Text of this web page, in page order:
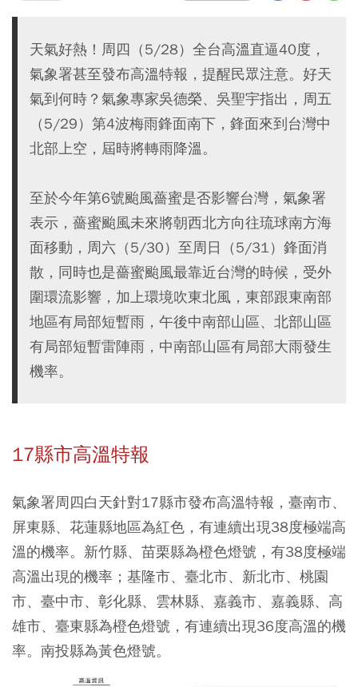
天氣好熱！周四（5/28）全台高溫直逼40度，
氣象署甚至發布高溫特報，提醒民眾注意。好天
氣到何時？氣象專家吳德榮、吳聖宇指出，周五
（5/29）第4波梅雨鋒面南下，鋒面來到台灣中
北部上空，屆時將轉雨降溫。
至於今年第6號颱風薔蜜是否影響台灣，氣象署
表示，薔蜜颱風未來將朝西北方向往琉球南方海
面移動，周六（5/30）至周日（5/31）鋒面消
散，同時也是薔蜜颱風最靠近台灣的時候，受外
圍環流影響，加上環境吹東北風，東部跟東南部
地區有局部短暫雨，午後中南部山區、北部山區
有局部短暫雷陣雨，中南部山區有局部大雨發生
機率。
17縣市高溫特報
氣象署周四白天針對17縣市發布高溫特報，臺南市、
屏東縣、花蓮縣地區為紅色，有連續出現38度極端高
溫的機率。新竹縣、苗栗縣為橙色燈號，有38度極端
高溫出現的機率；基隆市、臺北市、新北市、桃園
市、臺中市、彰化縣、雲林縣、嘉義市、嘉義縣、高
雄市、臺東縣為橙色燈號，有連續出現36度高溫的機
率。南投縣為黃色燈號。